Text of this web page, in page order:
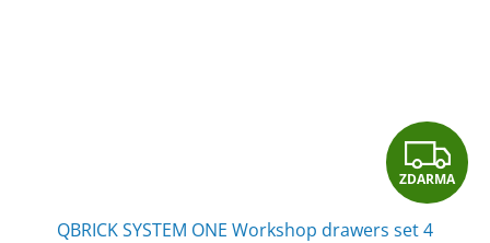
Z
D
ZDARMA
QBRICK SYSTEM ONE Workshop drawers set 4